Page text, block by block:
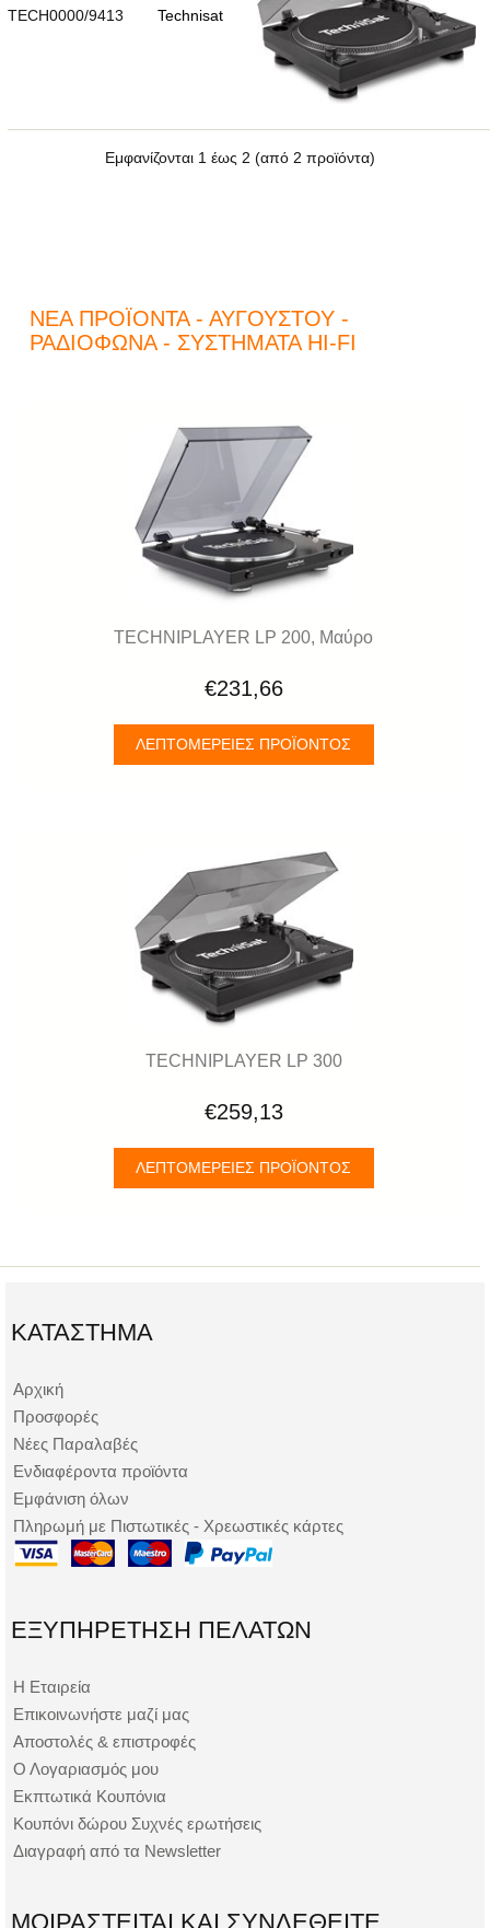
TECH0000/9413 Technisat
Εμφανίζονται 1 έως2 (από2 προϊόντα)
ΝΈΑ ΠΡΟΪΌΝΤΑ - ΑΥΓΟΎΣΤΟΥ -
ΡΑΔΙΌΦΩΝΑ - ΣΥΣΤΉΜΑΤΑ HI-FI
TECHNIPLAYER LP 200, Μαύρο
€231,66
ΛΕΠΤΟΜΈΡΕΙΕΣ ΠΡΟΪΌΝΤΟΣ
TECHNIPLAYER LP 300
€259,13
ΛΕΠΤΟΜΈΡΕΙΕΣ ΠΡΟΪΌΝΤΟΣ
ΚΑΤΆΣΤΗΜΑ
Αρχική
Προσφορές
Νέες Παραλαβές
Ενδιαφέροντα προϊόντα
Εμφάνιση όλων
Πληρωμή με Πιστωτικές - Χρεωστικές κάρτες
ΕΞΥΠΗΡΈΤΗΣΗ ΠΕΛΑΤΏΝ
Η Εταιρεία
Επικοινωνήστε μαζί μας
Αποστολές & επιστροφές
Ο Λογαριασμός μου
Εκπτωτικά Κουπόνια
Κουπόνι δώρου Συχνές ερωτήσεις
Διαγραφή από τα Newsletter
ΜΟΙΡΑΣΤΕΊΤΑΙ ΚΑΙ ΣΥΝΔΕΘΕΊΤΕ